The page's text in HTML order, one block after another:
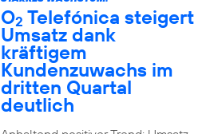
O2 Telefónica steigert
Umsatz dank
kräftigem
Kundenzuwachs im
dritten Quartal
deutlich